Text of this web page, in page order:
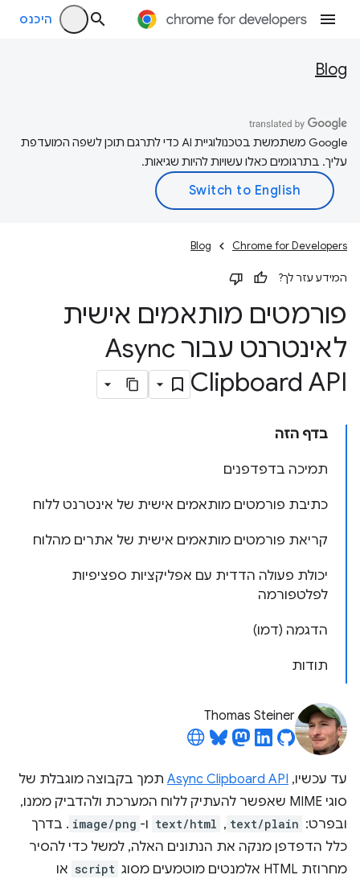
היכנס
Blog
‫Google משתמשת בטכנולוגיית AI כדי לתרגם תוכן לשפה המועדפת
עליך. בתרגומים כאלו עשויות להיות שגיאות.
Chrome for Developers
Blog
המידע עזר לך?
פורמטים מותאמים אישית
לאינטרנט עבור Async
Clipboard API
בדף הזה
תמיכה בדפדפנים
כתיבת פורמטים מותאמים אישית של אינטרנט ללוח
קריאת פורמטים מותאמים אישית של אתרים מהלוח
יכולת פעולה הדדית עם אפליקציות ספציפיות
לפלטפורמה
הדגמה (דמו)
תודות
Thomas Steiner
עד עכשיו, Async Clipboard API תמך בקבוצה מוגבלת של
סוגי MIME שאפשר להעתיק ללוח המערכת ולהדביק ממנו,
ובפרט: text/plain
,‏
text/html ו- image/png . בדרך
כלל הדפדפן מנקה את הנתונים האלה, למשל כדי להסיר
מחרוזת HTML אלמנטים מוטמעים מסוג
script או